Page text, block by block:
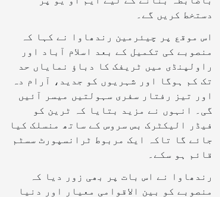
دستخط کریں گے۔
اس موقع پر چیئرمین رندھاوا نے کہا کہ
منصوبے کی تکمیل کے بعد اسلام آباد اور
راولپنڈی میں ٹریفک کا دباؤ نمایاں حد
تک کم ہوگا اور شہریوں کو جدید، آرام دہ
اور تیز رفتار سفری سہولتیں میسر آئیں
گی۔ انہوں نے مزید بتایا کہ ٹرین کو
فیڈر الیکٹرک بس سروس کے ساتھ منسلک کیا
جائے گا تاکہ ایک مربوط ٹرانسپورٹ سسٹم
قائم ہو سکے۔
رندھاوا نے اس بات پر بھی زور دیا کہ
منصوبے کو بین الاقوامی معیار اور دنیا